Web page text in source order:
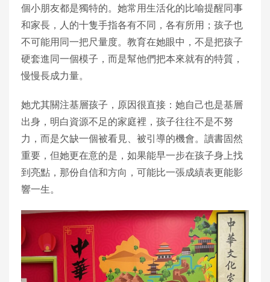
個小朋友都是獨特的。她常用生活化的比喻提醒同事
和家長，人的十隻手指各有不同，各有所用；孩子也
不可能用同一把尺量度。教育在她眼中，不是把孩子
硬套進同一個模子，而是幫他們把本來就有的特質，
慢慢長成力量。
她尤其關注基層孩子，原因很直接：她自己也是基層
出身，明白資源不足的家庭裡，孩子往往不是不努
力，而是欠缺一個被看見、被引導的機會。讀書固然
重要，但她更在意的是，如果能早一步在孩子身上找
到亮點，那份自信和方向，可能比一張成績表更能影
響一生。